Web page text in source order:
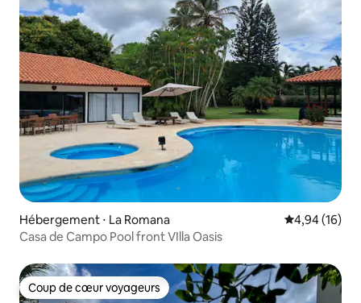
Hébergement ⋅ La Romana Évaluation
4,94 (16)
Casa de Campo Pool front VIlla Oasis
Coup de cœur voyageurs
Coup de cœur voyageurs